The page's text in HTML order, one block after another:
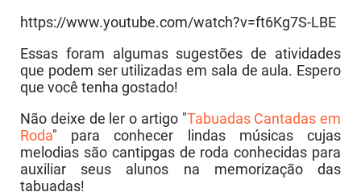
https://www.youtube.com/watch?v=ft6Kg7S-LBE
Essas foram algumas sugestões de atividades
que podem ser utilizadas em sala de aula. Espero
que você tenha gostado!
Não deixe de ler o artigo "Tabuadas Cantadas em
Roda" para conhecer lindas músicas cujas
melodias são cantipgas de roda conhecidas para
auxiliar seus alunos na memorização das
tabuadas!